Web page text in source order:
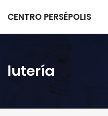
CENTRO PERSÉPOLIS
lutería